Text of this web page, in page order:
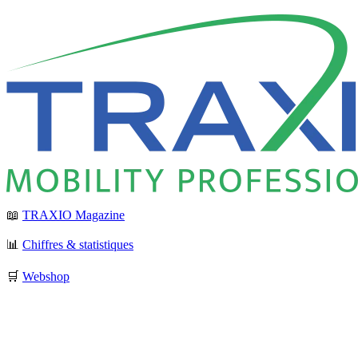
📖 TRAXIO Magazine
📊 Chiffres & statistiques
🛒 Webshop